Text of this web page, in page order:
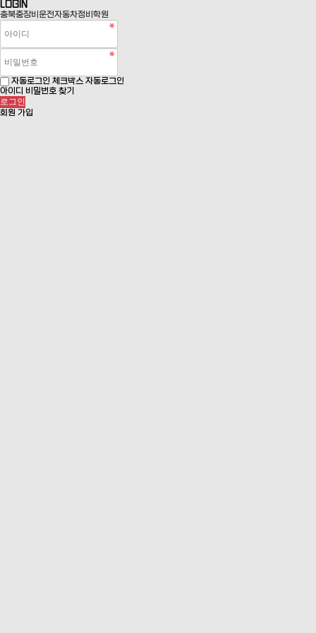
LOGIN
충북중장비운전자동차정비학원
자동로그인 체크박스 자동로그인
아이디 비밀번호 찾기
회원 가입